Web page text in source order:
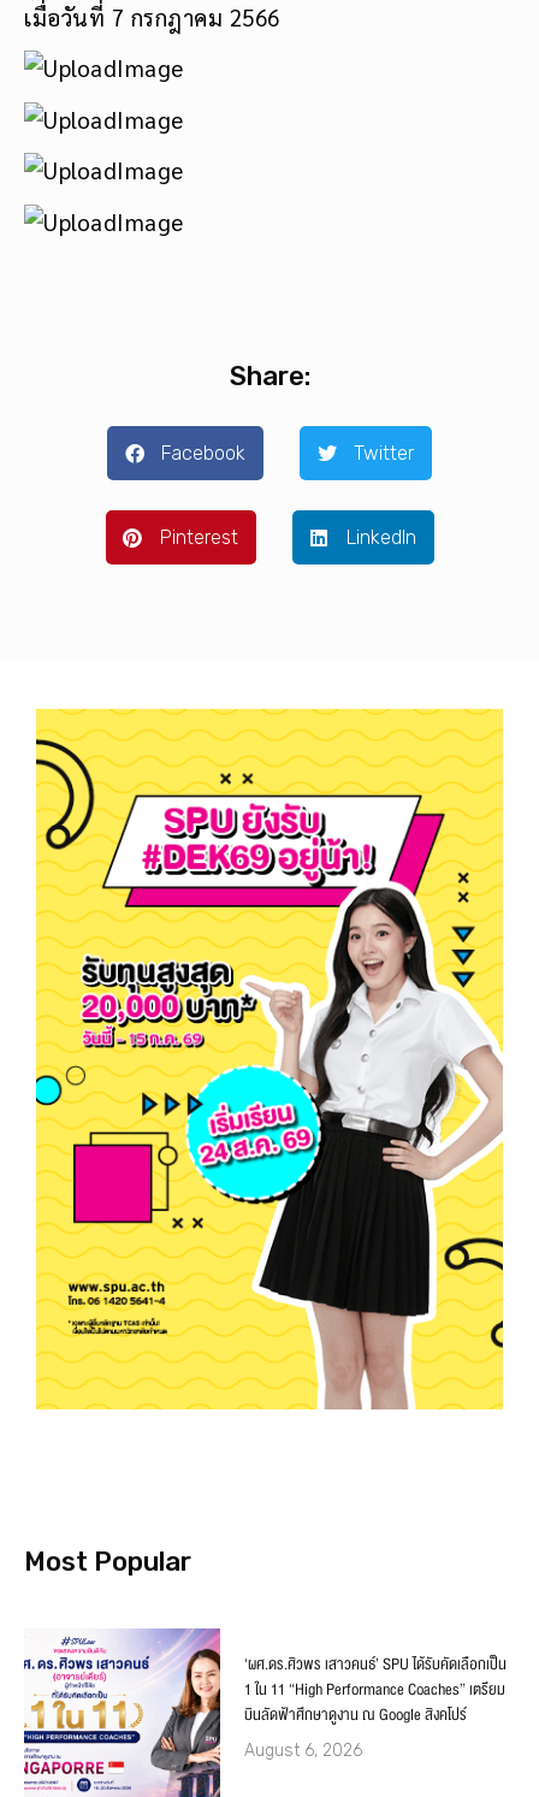
เมื่อวันที่ 7 กรกฎาคม 2566
Share:
Facebook Twitter
Pinterest LinkedIn
Most Popular
‘ผศ.ดร.ศิวพร เสาวคนธ์’ SPU ได้รับคัดเลือกเป็น
1 ใน 11 “High Performance Coaches” เตรียม
บินลัดฟ้าศึกษาดูงาน ณ Google สิงคโปร์
August 6, 2026